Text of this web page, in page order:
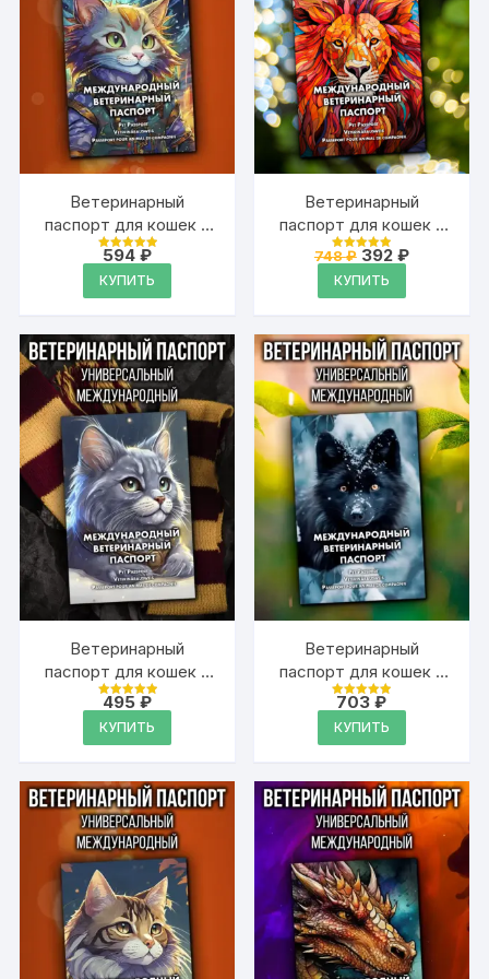
Ветеринарный
паспорт для кошек и
собак
международный
Оценка
из 5
594₽
КУПИТЬ
Ветеринарный
паспорт для кошек и
собак
международный
Оценка
из 5
748₽Первоначальная
цена
составляла
748 ₽.
392 ₽Текущая
КУПИТЬ
Ветеринарный
паспорт для кошек и
собак
международный
Оценка
из 5
495₽
КУПИТЬ
Ветеринарный
паспорт для кошек и
собак
международный
Оценка
из 5
703₽
КУПИТЬ